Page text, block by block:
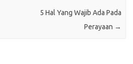
5 Hal Yang Wajib Ada Pada
Perayaan →